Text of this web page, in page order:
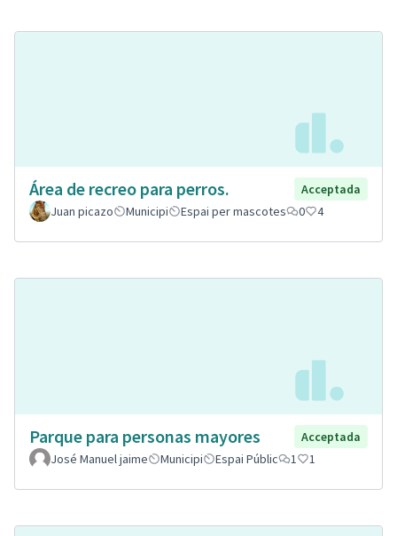
Área de recreo para perros.
Acceptada
Juan picazo
Municipi Espai per mascotes 0 4
Parque para personas mayores
Acceptada
José Manuel jaime
Municipi Espai Públic 1 1